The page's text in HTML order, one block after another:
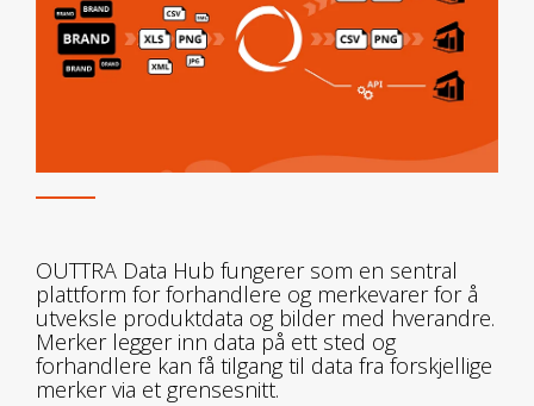
OUTTRA Data Hub fungerer som en sentral
plattform for forhandlere og merkevarer for å
utveksle produktdata og bilder med hverandre.
Merker legger inn data på ett sted og
forhandlere kan få tilgang til data fra forskjellige
merker via et grensesnitt.